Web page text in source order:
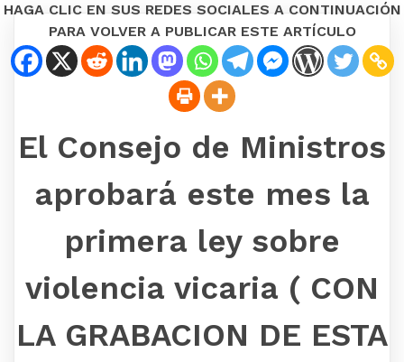
HAGA CLIC EN SUS REDES SOCIALES A CONTINUACIÓN
PARA VOLVER A PUBLICAR ESTE ARTÍCULO
El Consejo de Ministros
aprobará este mes la
primera ley sobre
violencia vicaria ( CON
LA GRABACION DE ESTA